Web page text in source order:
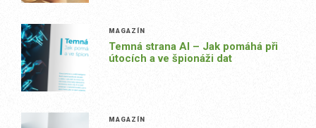
MAGAZÍN
Temná strana AI – Jak pomáhá při
útocích a ve špionáži dat
MAGAZÍN